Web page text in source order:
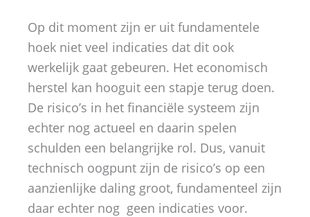
Op dit moment zijn er uit fundamentele
hoek niet veel indicaties dat dit ook
werkelijk gaat gebeuren. Het economisch
herstel kan hooguit een stapje terug doen.
De risico’s in het financiële systeem zijn
echter nog actueel en daarin spelen
schulden een belangrijke rol. Dus, vanuit
technisch oogpunt zijn de risico’s op een
aanzienlijke daling groot, fundamenteel zijn
daar echter nog geen indicaties voor.